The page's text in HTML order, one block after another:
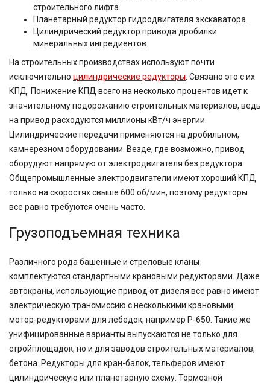
строительного лифта.
Планетарный редуктор гидродвигателя экскаватора.
Цилиндрический редуктор привода дробилки
минеральных ингредиентов.
На строительных производствах используют почти
исключительно цилиндрические редукторы . Связано это с их
КПД. Понижение КПД всего на несколько процентов идет к
значительному подорожанию строительных материалов, ведь
на привод расходуются миллионы кВт/ч энергии.
Цилиндрические передачи применяются на дробильном,
камнерезном оборудовании. Везде, где возможно, привод
оборудуют напрямую от электродвигателя без редуктора.
Общепромышленные электродвигатели имеют хороший КПД
только на скоростях свыше 600 об/мин, поэтому редукторы
все равно требуются очень часто.
Грузоподъемная техника
Различного рода башенные и стреловые кланы
комплектуются стандартными крановыми редукторами. Даже
автокраны, использующие привод от дизеля все равно имеют
электрическую трансмиссию с несколькими крановыми
мотор-редукторами для лебедок, например Р-650. Такие же
унифицированные варианты выпускаются не только для
стройплощадок, но и для заводов строительных материалов,
бетона. Редукторы для кран-балок, тельферов имеют
цилиндрическую или планетарную схему. Тормозной